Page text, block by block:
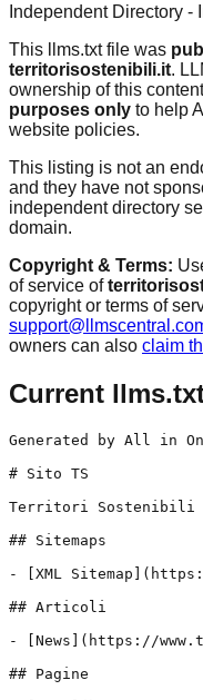
Independent Directory -
This llms.txt file was
territorisostenibili.it.
ownership of this
purposes only to help
website policies.
This listing is not an
and they have not
independent directory
domain.
Copyright & Terms:
of service of
copyright or terms of
owners can also claim
Current
Generated by All in One SEO v4.9.6.2, this is an llms.txt file, used by LLMs to index the site.

# Sito TS

Territori Sostenibili

## Sitemaps

- [XML Sitemap](https://www.territorisostenibili.it/sitemap.xml): Contains all public & indexable URLs for this website.

## Articoli

- [News](https://www.territorisostenibili.it/news/)

## Pagine

- [Home](https://www.territorisostenibili.it/) - Territori Sostenibili è una Società Benefit con oltre 10 anni di esperienza, specializzata nello sviluppo di strategie di turismo sostenibile per valorizzare imprese turistiche, amministrazioni pubbliche, consorzi e DMO. Affianchiamo i nostri Clienti in tutte le fasi del loro percorso per programmare, realizzare e rendicontare iniziative di sostenibilità, promuovendo un turismo responsabile e duraturo. Il
- [Chi Siamo](https://www.territorisostenibili.it/chi-siamo/) - VisionImmaginiamo un mondo in cui il turismo sia vero motore di sviluppo organizzato, inclusivo e sostenibile, in grado di preservare e valorizzare le risorse naturali e culturali per le generazioni future.Crediamo in territori in equilibrio, dove l'esperienza turistica di qualità si intreccia armoniosamente con la salvaguardia dell'identità locale e un'equa distribuzione dello sviluppo economico.MissionAccompagniamo comunità,
- [Susti](https://www.territorisostenibili.it/susti/) - SUSTI® è uno strumento innovativo gratuito di autovalutazione del rating di sostenibilità e qualità sviluppato da Territori Sostenibili per supportare le organizzazioni nel misurare e migliorare le proprie performance di sostenibilità. ✓ Semplice, veloce e personalizzato ✓ Conforme agli standard internazionali ISO e ai criteri GSTC (specifico per hotel) ✓ Compatibile con altre certificazioni già
- [Export2026-wint11](https://www.territorisostenibili.it/export2026-wint11/)
- [Export2026-wmqd14](https://www.territorisostenibili.it/export2026-wmqd14/)
- [Export2026-fhgj17](https://www.territorisostenibili.it/export2026-fhgj17/)
- [Export2026-fqoj20](https://www.territorisostenibili.it/export2026-fqoj20/)
- [Export2026-hvhx12](https://www.territorisostenibili.it/export2026-hvhx12/)
- [Export2026-rlsw13](https://www.territorisostenibili.it/export2026-rlsw13/)
- [Export2026-